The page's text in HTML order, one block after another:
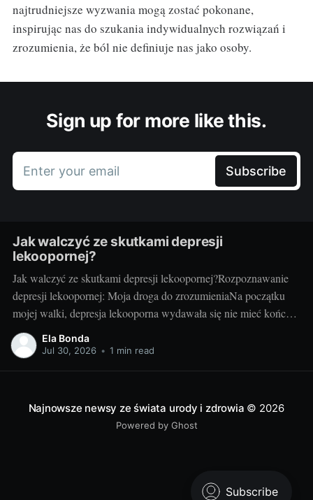
najtrudniejsze wyzwania mogą zostać pokonane,
inspirując nas do szukania indywidualnych rozwiązań i
zrozumienia, że ból nie definiuje nas jako osoby.
Sign up for more like this.
Enter your email Subscribe
Jak walczyć ze skutkami depresji
lekoopornej?
Jak walczyć ze skutkami depresji lekoopornej?Rozpoznawanie
depresji lekoopornej: Moja droga do zrozumieniaNa początku
mojej walki, depresja lekooporna wydawała się nie mieć końca.
Czułam, że znajduję się w ciemnym tunelu. Na szczęście, z
czasem, zaczęłam rozumieć, czym jest depresja lekooporna, jakie
Ela Bonda
Jul 30, 2026 • 1 min read
Najnowsze newsy ze świata urody i zdrowia © 2026
Powered by Ghost